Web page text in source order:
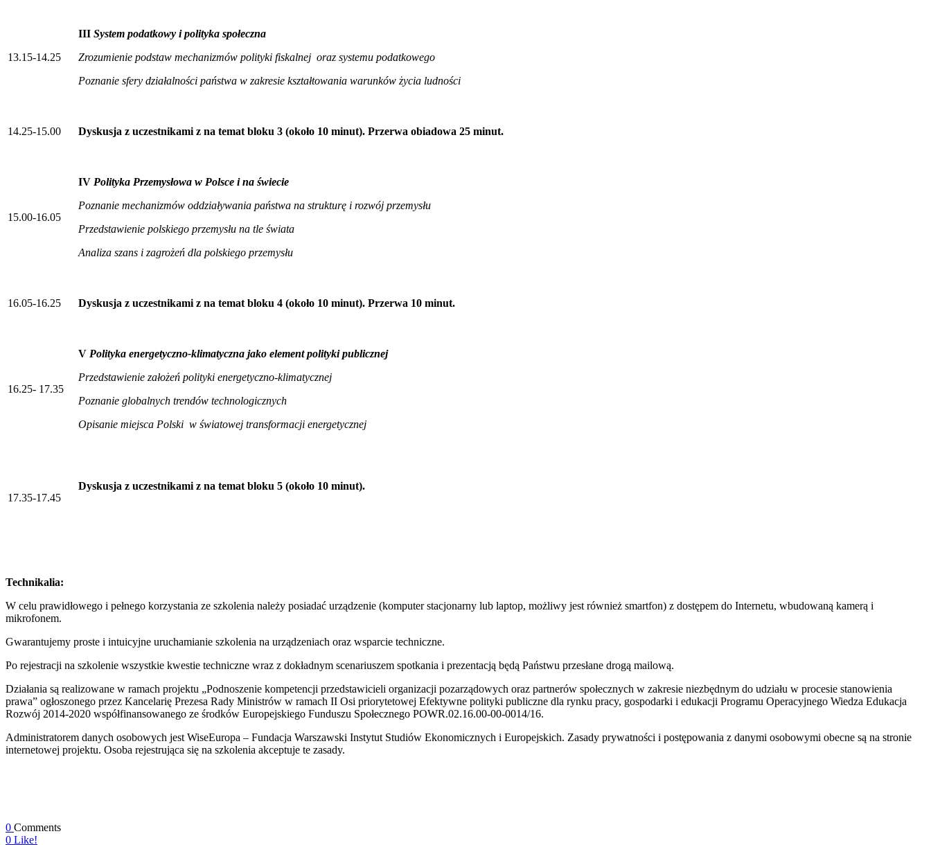
13.15-14.25
III System podatkowy i polityka społeczna
Zrozumienie podstaw mechanizmów polityki fiskalnej oraz systemu podatkowego
Poznanie sfery działalności państwa w zakresie kształtowania warunków życia ludności
14.25-15.00 Dyskusja z uczestnikami z na temat bloku 3 (około 10 minut). Przerwa obiadowa 25 minut.
15.00-16.05
IV Polityka Przemysłowa w Polsce i na świecie
Poznanie mechanizmów oddziaływania państwa na strukturę i rozwój przemysłu
Przedstawienie polskiego przemysłu na tle świata
Analiza szans i zagrożeń dla polskiego przemysłu
16.05-16.25 Dyskusja z uczestnikami z na temat bloku 4 (około 10 minut). Przerwa 10 minut.
16.25- 17.35
V Polityka energetyczno-klimatyczna jako element polityki publicznej
Przedstawienie założeń polityki energetyczno-klimatycznej
Poznanie globalnych trendów technologicznych
Opisanie miejsca Polski w światowej transformacji energetycznej
17.35-17.45
Dyskusja z uczestnikami z na temat bloku 5 (około 10 minut).
Technikalia:
W celu prawidłowego i pełnego korzystania ze szkolenia należy posiadać urządzenie (komputer stacjonarny lub laptop, możliwy jest również smartfon) z dostępem do Internetu, wbudowaną kamerą i
mikrofonem.
Gwarantujemy proste i intuicyjne uruchamianie szkolenia na urządzeniach oraz wsparcie techniczne.
Po rejestracji na szkolenie wszystkie kwestie techniczne wraz z dokładnym scenariuszem spotkania i prezentacją będą Państwu przesłane drogą mailową.
Działania są realizowane w ramach projektu „Podnoszenie kompetencji przedstawicieli organizacji pozarządowych oraz partnerów społecznych w zakresie niezbędnym do udziału w procesie stanowienia
prawa” ogłoszonego przez Kancelarię Prezesa Rady Ministrów w ramach II Osi priorytetowej Efektywne polityki publiczne dla rynku pracy, gospodarki i edukacji Programu Operacyjnego Wiedza Edukacja
Rozwój 2014-2020 współfinansowanego ze środków Europejskiego Funduszu Społecznego POWR.02.16.00-00-0014/16.
Administratorem danych osobowych jest WiseEuropa – Fundacja Warszawski Instytut Studiów Ekonomicznych i Europejskich. Zasady prywatności i postępowania z danymi osobowymi obecne są na stronie
internetowej projektu. Osoba rejestrująca się na szkolenia akceptuje te zasady.
0 Comments
0 Like!